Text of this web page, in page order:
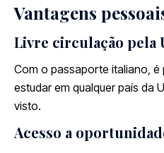
Vantagens
Livre circulação pela
Com o passaporte italiano, é
estudar em qualquer país da
visto.
Acesso a